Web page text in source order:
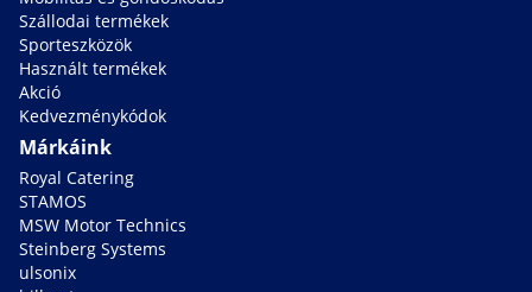
Szállodai termékek
Sporteszközök
Használt termékek
Akció
Kedvezménykódok
Márkáink
Royal Catering
STAMOS
MSW Motor Technics
Steinberg Systems
ulsonix